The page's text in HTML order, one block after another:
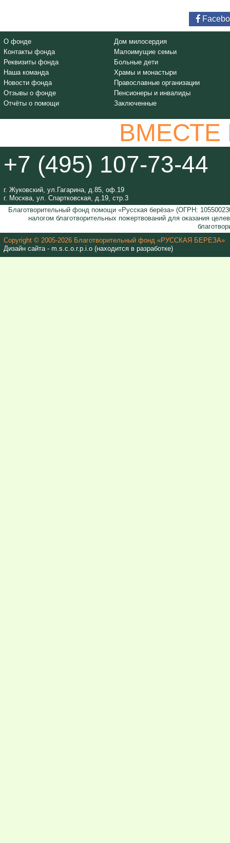
О фонде
Контакты фонда
Реквизиты фонда
Наша команда
Новости фонда
Отзывы о фонде
Отчёты о помощи
Дом милосердия
Малоимущие семьи
Больные дети
Храмы и монастыри
Православные организации
Пенсионеры и инвалиды
Заключенные
+7 (495) 107-73-44
г. Жуковский, ул.Гагарина, д.85, оф.19
г. Москва, ул. Спартковская, д.19, стр.3
Благотворительный фонд помощи «Русская берёза» (ОГРН:
налогом благотворительных пожертвований для оказания
Copyright © 2005-2026 Благотворительный фонд «РУССКАЯ БЕРЕЗА»
Дизайн сайта - m.s.c.o.r.p.i.o (находится в разработке)